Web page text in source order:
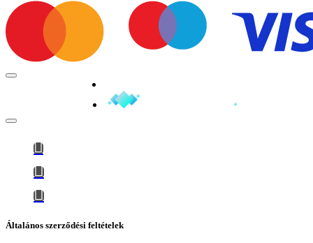
Általános szerződési feltételek